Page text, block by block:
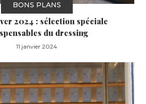
BONS PLANS
2024 : sélection spéciale
du dressing
11 janvier 2024